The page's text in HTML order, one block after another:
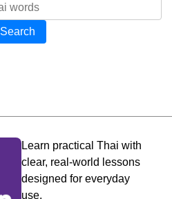
Search
Learn practical Thai with
clear, real-world lessons
designed for everyday
use.